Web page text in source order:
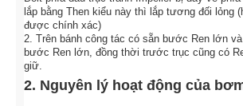
lắp bằng Then kiểu này thì lắp tương đối lỏng
được chính xác)
2. Trên bánh công tác có sẵn bước Ren lớn
bước Ren lớn, đồng thời trước trục cũng có
giữ.
2. Nguyên lý hoạt động của